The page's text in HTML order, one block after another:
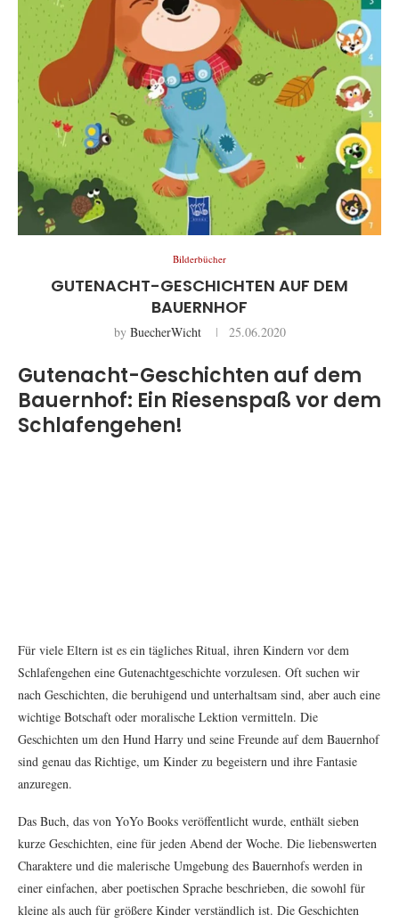
Bilderbücher
GUTENACHT-GESCHICHTEN AUF DEM
BAUERNHOF
by BuecherWicht 25.06.2020
Gutenacht-Geschichten auf dem
Bauernhof: Ein Riesenspaß vor dem
Schlafengehen!
Für viele Eltern ist es ein tägliches Ritual, ihren Kindern vor dem
Schlafengehen eine Gutenachtgeschichte vorzulesen. Oft suchen wir
nach Geschichten, die beruhigend und unterhaltsam sind, aber auch eine
wichtige Botschaft oder moralische Lektion vermitteln. Die
Geschichten um den Hund Harry und seine Freunde auf dem Bauernhof
sind genau das Richtige, um Kinder zu begeistern und ihre Fantasie
anzuregen.
Das Buch, das von YoYo Books veröffentlicht wurde, enthält sieben
kurze Geschichten, eine für jeden Abend der Woche. Die liebenswerten
Charaktere und die malerische Umgebung des Bauernhofs werden in
einer einfachen, aber poetischen Sprache beschrieben, die sowohl für
kleine als auch für größere Kinder verständlich ist. Die Geschichten